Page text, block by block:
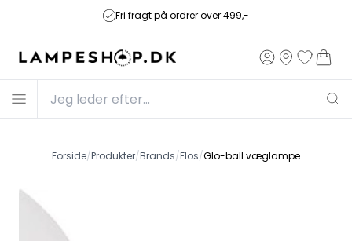
Fri fragt på ordrer over 499,-
Forside/Produkter/Brands/Flos/Glo-ball væglampe